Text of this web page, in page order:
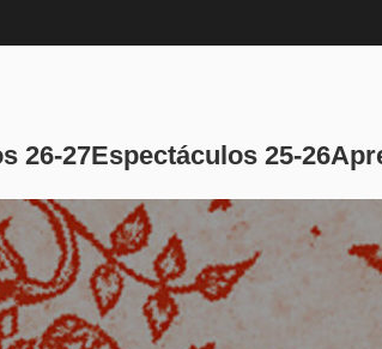
26-27Espectáculos 25-26